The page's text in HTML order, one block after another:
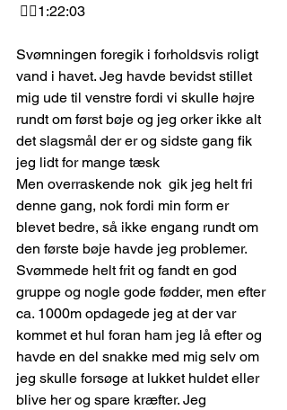
🏃‍♂️1:22:03
Svømningen foregik i forholdsvis roligt
vand i havet. Jeg havde bevidst stillet
mig ude til venstre fordi vi skulle højre
rundt om først bøje og jeg orker ikke alt
det slagsmål der er og sidste gang fik
jeg lidt for mange tæsk
Men overraskende nok  gik jeg helt fri
denne gang, nok fordi min form er
blevet bedre, så ikke engang rundt om
den første bøje havde jeg problemer.
Svømmede helt frit og fandt en god
gruppe og nogle gode fødder, men efter
ca. 1000m opdagede jeg at der var
kommet et hul foran ham jeg lå efter og
havde en del snakke med mig selv om
jeg skulle forsøge at lukket huldet eller
blive her og spare kræfter. Jeg